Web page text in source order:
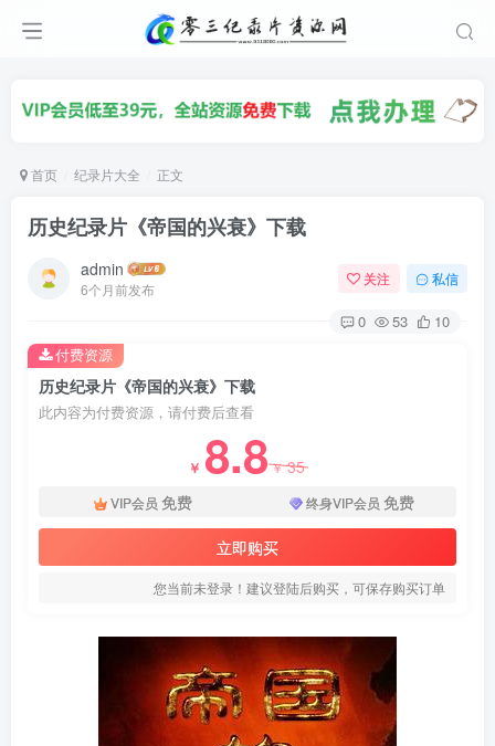
首页 纪录片大全 正文
历史纪录片《帝国的兴衰》下载
admin
6个月前发布
关注 私信
0 53 10
历史纪录片《帝国的兴衰》下载
此内容为付费资源，请付费后查看
￥ 8.8￥35
VIP会员 免费 终身VIP会员 免费
立即购买
您当前未登录！建议登陆后购买，可保存购买订单
付费资源